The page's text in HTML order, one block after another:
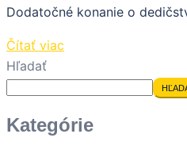
Dodatočné konanie o
Čítať viac
Hľadať
Kategórie